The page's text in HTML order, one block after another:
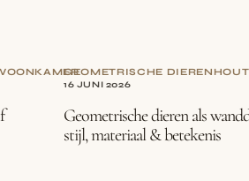
GEOMETRISCHE DIERENHOUT
16 JUNI 2026
Geometrische dieren als
stijl, materiaal & betekenis